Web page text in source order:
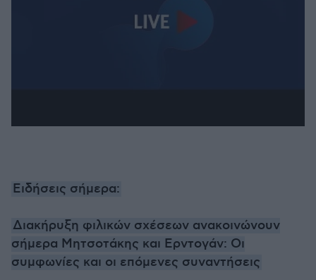
Ειδήσεις σήμερα:
Διακήρυξη φιλικών σχέσεων ανακοινώνουν
σήμερα Μητσοτάκης και Ερντογάν: Οι
συμφωνίες και οι επόμενες συναντήσεις